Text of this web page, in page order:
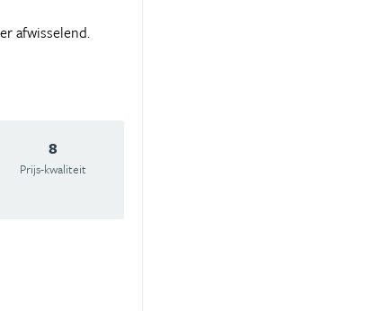
afwisselend.
8
Prijs-kwaliteit